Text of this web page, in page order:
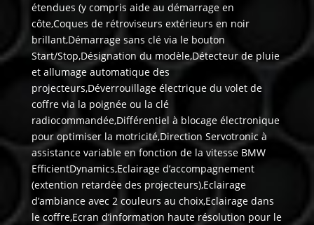
étendues (y compris aide au démarrage en
côte,Coques de rétroviseurs extérieurs en noir
brillant,Démarrage sans clé via le bouton
Start/Stop,Désignation du modèle,Détecteur de pluie
et allumage automatique des
projecteurs,Déverrouillage électrique du volet de
coffre via la poignée ou la clé
radiocommandée,Différentiel à blocage électronique
pour optimiser la motricité,Direction Servotronic à
assistance variable en fonction de la vitesse BMW
EfficientDynamics,Eclairage d’accompagnement
(extention retardée des projecteurs),Eclairage
d’ambiance avec 2 couleurs au choix,Eclairage dans
le coffre,Ecran d’information haute résolution pour le